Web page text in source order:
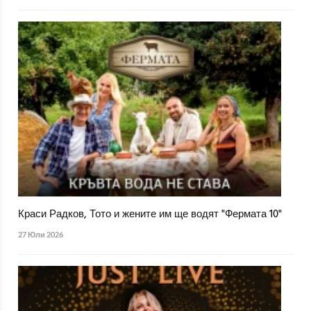
Краси Радков, Тото и жените им ще водят "Фермата 10"
27 Юли 2026